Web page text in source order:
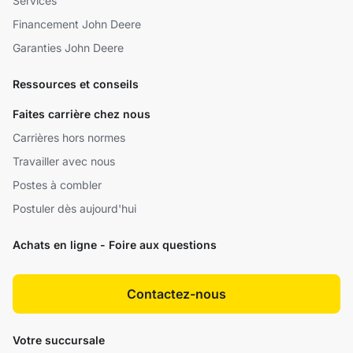
Financement John Deere
Garanties John Deere
Ressources et conseils
Faites carrière chez nous
Carrières hors normes
Travailler avec nous
Postes à combler
Postuler dès aujourd'hui
Achats en ligne - Foire aux questions
Contactez-nous
Votre succursale